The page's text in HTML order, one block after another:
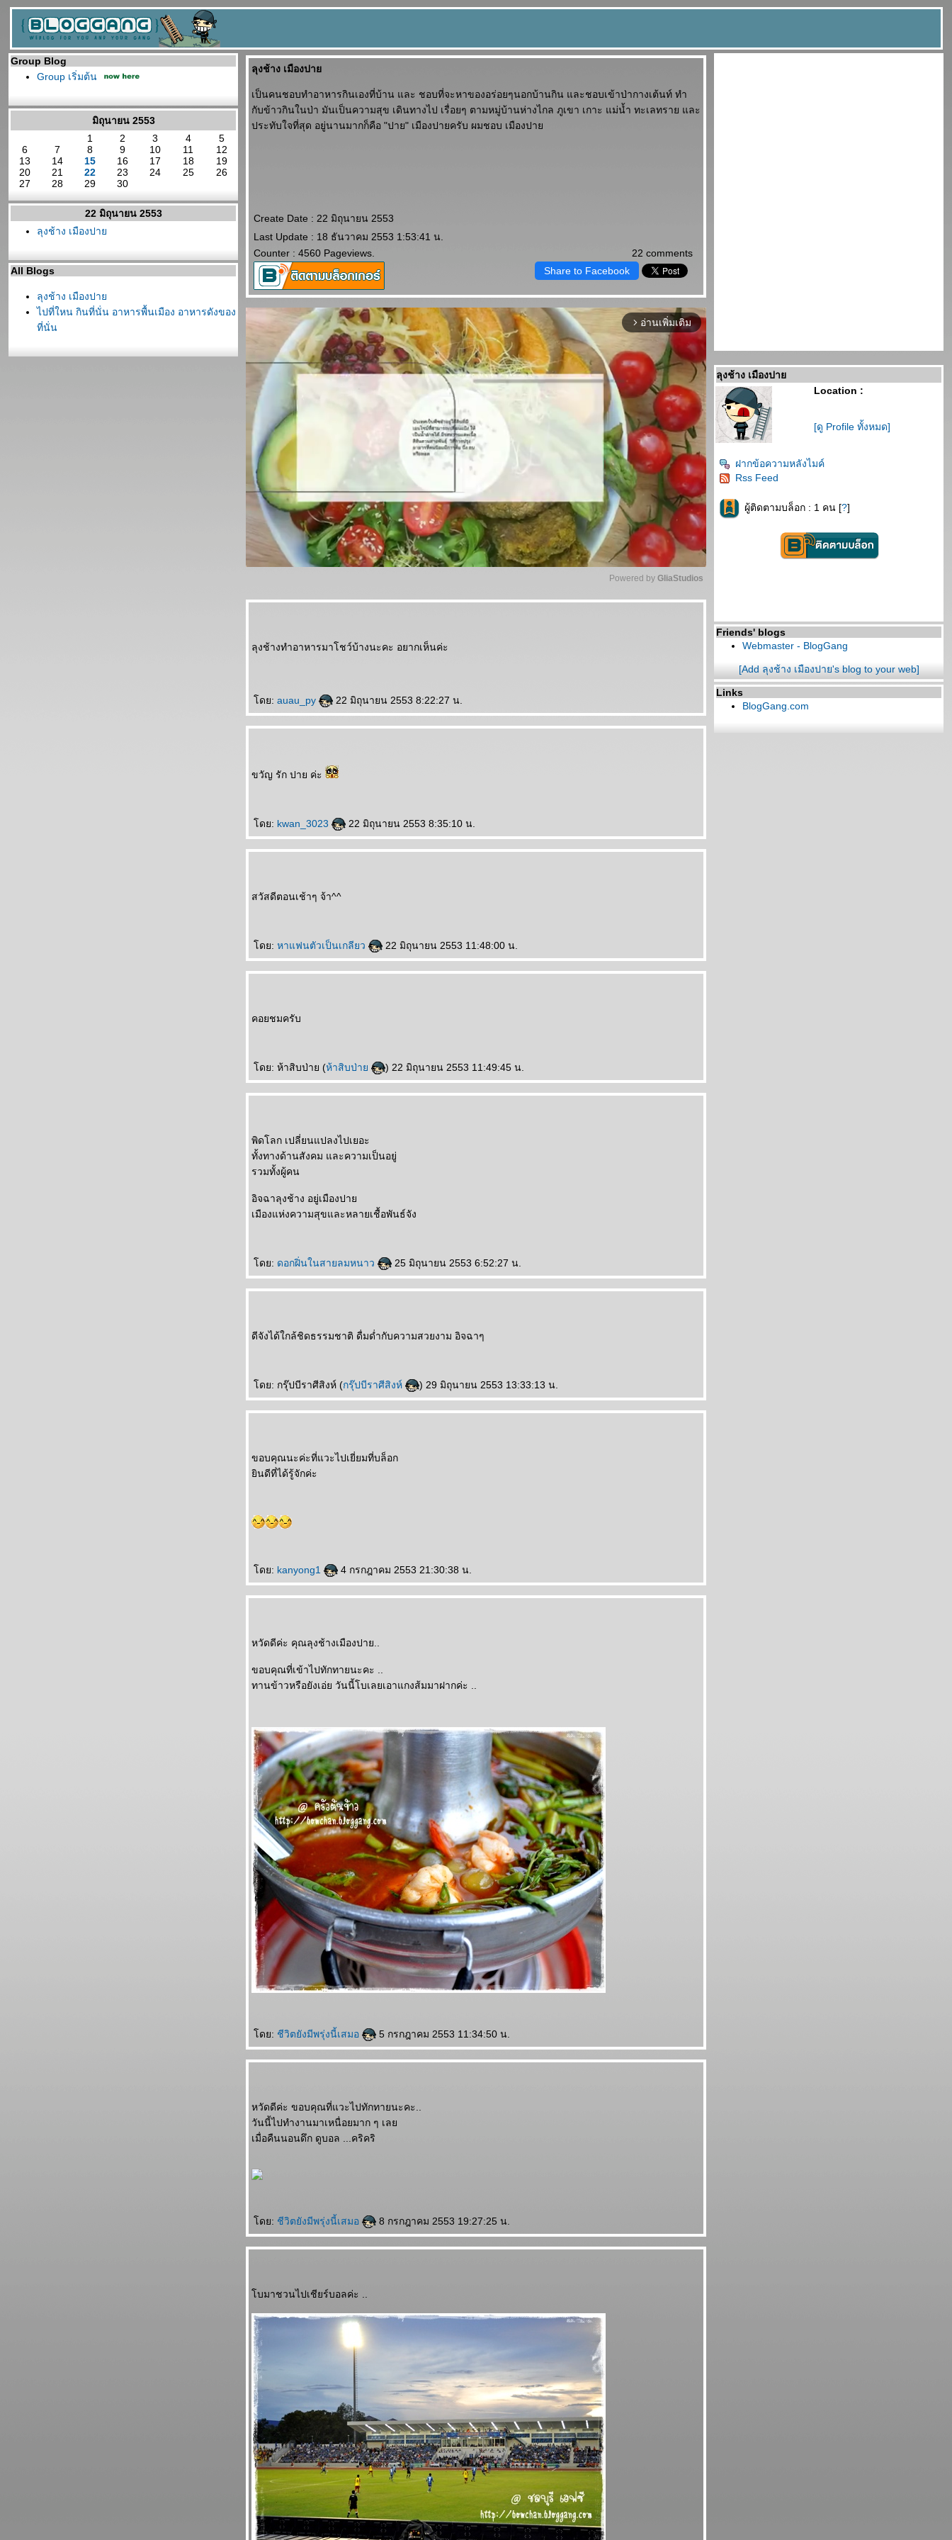
Group Blog
Group เริ่มต้น
มิถุนายน 2553
1
2 3 4
5
6
7 8 9 10 11
12
13
14 15 16 17 18
19
20
21 22 23 24 25
26
27
28 29 30
22 มิถุนายน 2553
ลุงช้าง เมืองปา
All Blogs
ลุงช้าง เมืองปา
ไปที่ใหน กินที่นั่น อาหารพื้นเมือง อาหารดังของ
ที่นั่น
ลุงช้าง เมืองปา
เป็นคนชอบทำอาหารกินเองที่บ้าน และ ชอบที่จะหาของอร่อยๆนอกบ้านกิน และชอบเข้าป่ากางเต้นท์ ทำ
กับข้าวกินในป่า มันเป็นความสุข เดินทางไป เรื่อยๆ ตามหมู่บ้านห่างไกล ภูเขา เกาะ แม่น้ำ ทะเลทราย และ
ประทับใจที่สุด อยู่นานมากก็คือ "ปาย" เมืองปายครับ ผมชอบ เมืองปา
Create Date : 22 มิถุนายน 2553
22 comments
Last Update : 18 ธันวาคม 2553 1:53:41 น.
Counter : 4560 Pageviews.
Share to Facebook
arrow_forward_ios อ่านเพิ่มเติม
Powered by GliaStudios
ลุงช้างทำอาหารมาโชว์บ้างนะคะ อยากเห็นค่ะ
ดย: auau_py 22 มิถุนายน 2553 8:22:27 น.
ขวัญ รัก ปาย ค่ะ
ดย: kwan_3023 22 มิถุนายน 2553 8:35:10 น.
สวัสดีตอนเช้าๆ จ้า^^
ดย: หาแฟนตัวเป็นเกลียว 22 มิถุนายน 2553 11:48:00 น.
คอยชมครับ
ดย: ห้าสิบป่าย (ห้าสิบป่า ) 22 มิถุนายน 2553 11:49:45 น.
พิดโลก เปลี่ยนแปลงไปเยอะ
ทั้งทางด้านสังคม และความเป็นอยู่
รวมทั้งผู้คน
อิจฉาลุงช้าง อยู่เมืองปา
เมืองแห่งความสุขและหลายเชื้อพันธ์จัง
ดย: ดอกฝิ่นในสายลมหนาว 25 มิถุนายน 2553 6:52:27 น.
ดีจังได้ใกล้ชิดธรรมชาติ ดื่มด่ำกับความสวยงาม อิจฉาๆ
ดย: กรุ๊ปบีราศีสิงห์ (กรุ๊ปบีราศีสิงห์ ) 29 มิถุนายน 2553 13:33:13 น.
ขอบคุณนะค่ะที่แวะไปเยี่ยมที่บล็อก
ินดีที่ได้รู้จักค่ะ
ดย: kanyong1 4 กรกฎาคม 2553 21:30:38 น.
หวัดดีค่ะ คุณลุงช้างเมืองปาย..
ขอบคุณที่เข้าไปทักทายนะคะ ..
ทานข้าวหรือยังเอ่ย วันนี้โบเลยเอาแกงส้มมาฝากค่ะ ..
ดย: ชีวิตยังมีพรุ่งนี้เสมอ 5 กรกฎาคม 2553 11:34:50 น.
หวัดดีค่ะ ขอบคุณที่แวะไปทักทายนะคะ..
วันนี้ไปทำงานมาเหนื่อยมาก ๆ เล
เมื่อคืนนอนดึก ดูบอล ...คริคริ
ดย: ชีวิตยังมีพรุ่งนี้เสมอ 8 กรกฎาคม 2553 19:27:25 น.
บมาชวนไปเชียร์บอลค่ะ ..
ลุงช้าง เมืองปา
Location :
[ดู Profile ทั้งหมด]
ฝากข้อความหลังไมค์
Rss Feed
ผู้ติดตามบล็อก : 1 คน [?]
Friends' blogs
Webmaster - BlogGang
[Add ลุงช้าง เมืองปาย's blog to your web]
Links
BlogGang.com